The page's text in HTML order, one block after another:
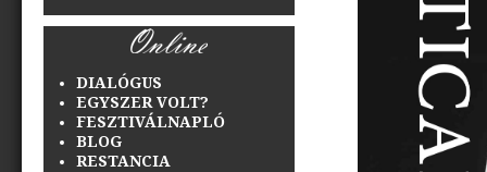
DIALÓGUS
EGYSZER VOLT?
FESZTIVÁLNAPLÓ
BLOG
RESTANCIA